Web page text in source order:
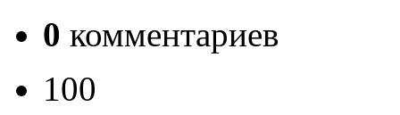
0 комментариев
100